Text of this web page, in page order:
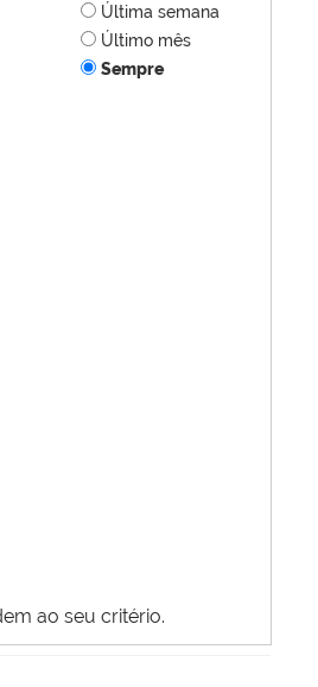
ao seu critério.
Última semana
Último mês
Sempre